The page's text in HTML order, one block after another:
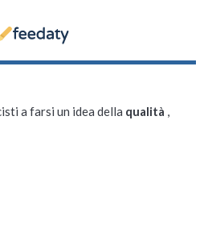
a farsi un idea della qualità ,